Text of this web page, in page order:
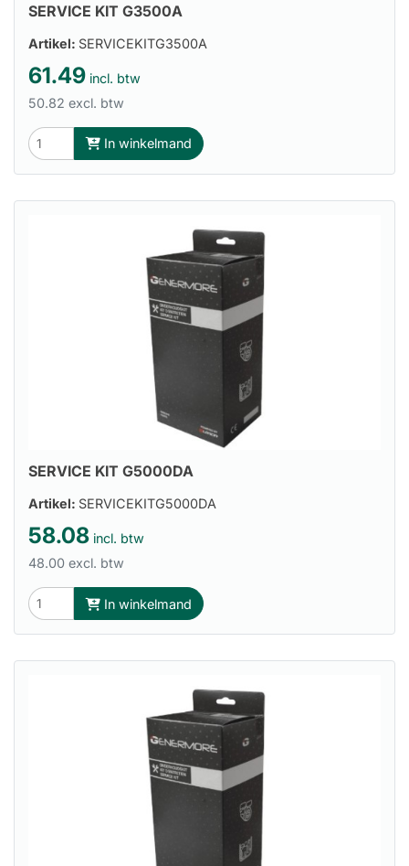
SERVICE KIT G3500A
Artikel: SERVICEKITG3500A
61.49 incl. btw
50.82 excl. btw
In winkelmand
SERVICE KIT G5000DA
Artikel: SERVICEKITG5000DA
58.08 incl. btw
48.00 excl. btw
In winkelmand